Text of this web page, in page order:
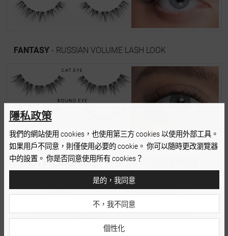
FANTASY - RUSSIAN VOLUME LASH LOOK
DIY LASHES-4步即可完成申请
隱私政策
我們的網站使用 cookies，也使用第三方 cookies 以使用外部工具。
如果用戶不同意，則僅使用必要的 cookie。 你可以隨時更改瀏覽器
中的設置。 你是否同意使用所有 cookies？
是的，我同意
不，我不同意
個性化